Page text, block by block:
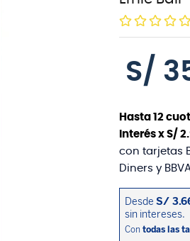
S/
Hasta 12
interés x S/ 2.
con tarjetas
Diners y